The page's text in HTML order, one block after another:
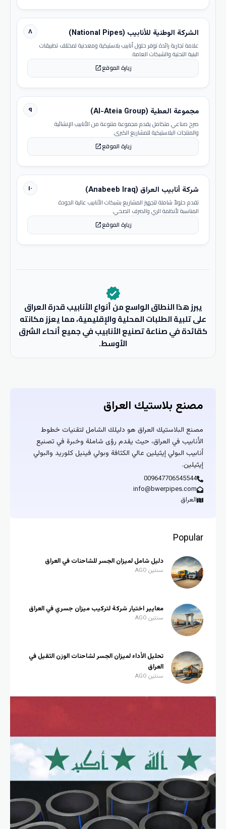
٨ الشركة الوطنية للأنابيب (National Pipes)
علامة تجارية رائدة توفر حلول أنابيب بلاستيكية ومعدنية لمختلف تطبيقات
البنية التحتية والشبكات العامة.
زيارة الموقعopen_in_new
٩ مجموعة العطية (Al-Ateia Group)
صرح صناعي متكامل يقدم مجموعة متنوعة من الأنابيب الإنشائية
والمنتجات البلاستيكية للمشاريع الكبرى.
زيارة الموقعopen_in_new
١٠ شركة أنابيب العراق (Anabeeb Iraq)
تقدم حلولاً شاملة لتجهيز المشاريع بشبكات الأنابيب عالية الجودة
المناسبة لأنظمة الري والصرف الصحي.
زيارة الموقعopen_in_new
verified
يبرز هذا النطاق الواسع من أنواع الأنابيب قدرة العراق
على تلبية الطلبات المحلية والإقليمية، مما يعزز مكانته
كقائدة في صناعة تصنيع الأنابيب في جميع أنحاء الشرق
الأوسط.
مصنع بلاستيك العراق
مصنع البلاستيك العراق هو دليلك الشامل لتقنيات خطوط
الأنابيب في العراق، حيث يقدم رؤى شاملة وخبرة في تصنيع
أنابيب البولي إيثيلين عالي الكثافة وبولي فينيل كلوريد والبولي
إيثيلين.
009647706545544
info@bwerpipes.com
العراق
Popular
دليل شامل لميزان الجسر للشاحنات في العراق
سنتين AGO
معايير اختيار شركة لتركيب ميزان جسري في العراق
سنتين AGO
تحليل الأداء لميزان الجسر لشاحنات الوزن الثقيل في
العراق
سنتين AGO